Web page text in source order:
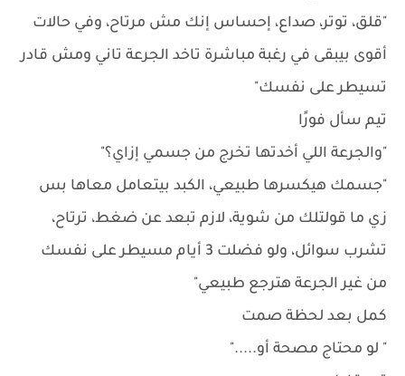
"قلق، توتر، صداع، إحساس إنك مش مرتاح، وفي حالات
أقوى بيبقى في رغبة مباشرة تاخد الجرعة تاني ومش قادر
تسيطر على نفسك"
تيم سأل فورًا
"والجرعة اللي أخدتها تخرج من جسمي إزاي؟"
"جسمك هيكسرها طبيعي، الكبد بيتعامل معاها بس
زي ما قولتلك من شوية، لازم تبعد عن ضغط، ترتاح،
تشرب سوائل، ولو فضلت 3 أيام مسيطر على نفسك
من غير الجرعة هترجع طبيعي"
كمل بعد لحظة صمت
" لو محتاج مصحة أو....."